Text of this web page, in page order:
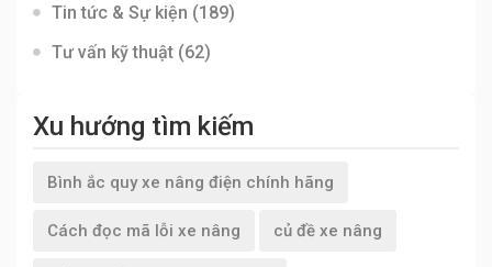
Tin tức & Sự kiện (189)
Tư vấn kỹ thuật (62)
Xu hướng tìm kiếm
Bình ắc quy xe nâng điện chính hãng
Cách đọc mã lỗi xe nâng củ đề xe nâng